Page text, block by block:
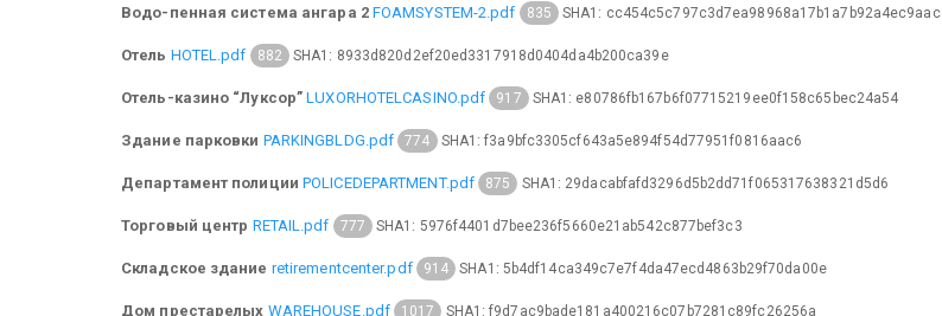
Водо-пенная система ангара 2 FOAMSYSTEM-2.pdf 835 SHA1: cc454c5c797c3d7ea98968a17b1a7b92a4ec9aac
Отель HOTEL.pdf 882 SHA1: 8933d820d2ef20ed3317918d0404da4b200ca39e
Отель-казино “Луксор” LUXORHOTELCASINO.pdf 917 SHA1: e80786fb167b6f07715219ee0f158c65bec24a54
Здание парковки PARKINGBLDG.pdf 774 SHA1: f3a9bfc3305cf643a5e894f54d77951f0816aac6
Департамент полиции POLICEDEPARTMENT.pdf 875 SHA1: 29dacabfafd3296d5b2dd71f065317638321d5d6
Торговый центр RETAIL.pdf 777 SHA1: 5976f4401d7bee236f5660e21ab542c877bef3c3
Складское здание retirementcenter.pdf 914 SHA1: 5b4df14ca349c7e7f4da47ecd4863b29f70da00e
Дом престарелых WAREHOUSE.pdf 1017 SHA1: f9d7ac9bade181a400216c07b7281c89fc26256a